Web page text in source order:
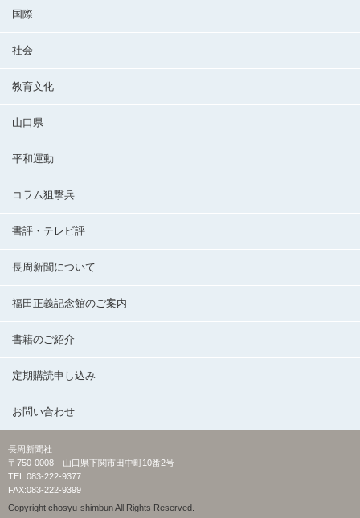
国際
社会
教育文化
山口県
平和運動
コラム狙撃兵
書評・テレビ評
長周新聞について
福田正義記念館のご案内
書籍のご紹介
定期購読申し込み
お問い合わせ
長周新聞社
〒750-0008 山口県下関市田中町10番2号
TEL:083-222-9377
FAX:083-222-9399
Copyright chosyu-shimbun All Rights Reserved.